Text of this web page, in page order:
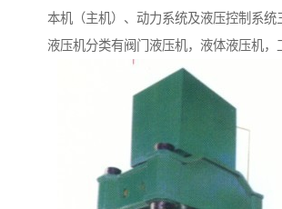
本机（主机）、动力系统及液压控制系统
液压机分类有阀门液压机，液体液压机，